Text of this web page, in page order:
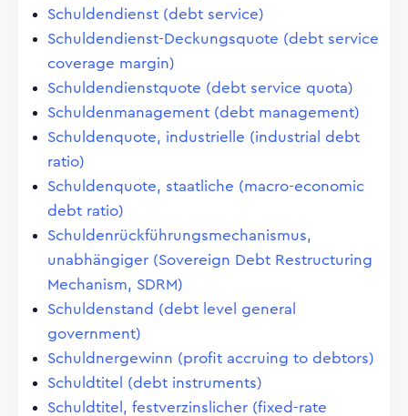
Schuldendienst (debt service)
Schuldendienst-Deckungsquote (debt service
coverage margin)
Schuldendienstquote (debt service quota)
Schuldenmanagement (debt management)
Schuldenquote, industrielle (industrial debt
ratio)
Schuldenquote, staatliche (macro-economic
debt ratio)
Schuldenrückführungsmechanismus,
unabhängiger (Sovereign Debt Restructuring
Mechanism, SDRM)
Schuldenstand (debt level general
government)
Schuldnergewinn (profit accruing to debtors)
Schuldtitel (debt instruments)
Schuldtitel, festverzinslicher (fixed-rate